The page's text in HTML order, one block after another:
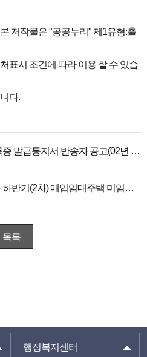
본 저작물은 "공공누리"제1유형:출
처표시 조건에 따라 이용 할 수 있습
니다.
신규 주민등록증 발급통지서 반송자 공고(02년 12월생)
경기도시공사 하반기(2차) 매입임대주택 미임대분 입주자 모집
목록
행정복지센터